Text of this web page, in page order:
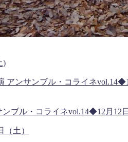
)
ブル・コライネvol.14◆12月12